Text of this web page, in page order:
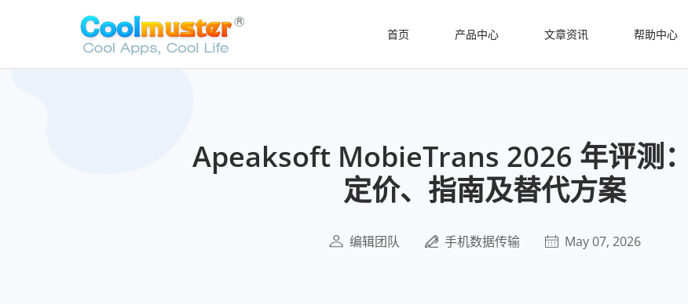
首页 产品中心 文章资讯 帮助中心
Apeaksoft MobieTrans 2026 年评测：
定价、指南及替代方案
编辑团队 手机数据传输 May 07, 2026